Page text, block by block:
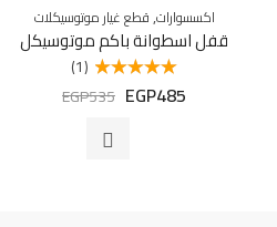
اكسسوارات,قطع غيار موتوسيكلات
قفل اسطوانة باكم موتوسيكل
5.00من 5
(1)
EGP485
EGP535